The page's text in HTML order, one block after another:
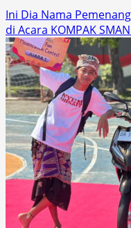
Ini Dia Nama
di Acara KOMPAK